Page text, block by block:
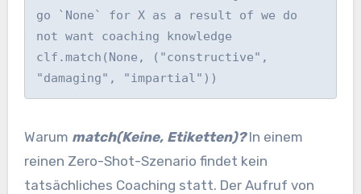
go `None` for X as a result of we do
not want coaching knowledge
clf.match(None, ("constructive",
"damaging", "impartial"))
Warum match(Keine, Etiketten)?In einem
reinen Zero-Shot-Szenario findet kein
tatsächliches Coaching statt. Der Aufruf von